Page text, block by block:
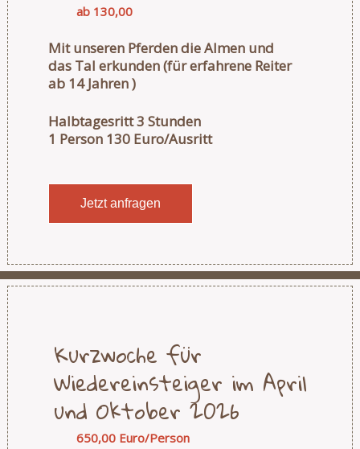
ab 130,00
Mit unseren Pferden die Almen und
das Tal erkunden (für erfahrene Reiter
ab 14 Jahren )
Halbtagesritt 3 Stunden
1 Person 130 Euro/Ausritt
Jetzt anfragen
Kurzwoche für
Wiedereinsteiger im April
und Oktober 2026
650,00 Euro/Person